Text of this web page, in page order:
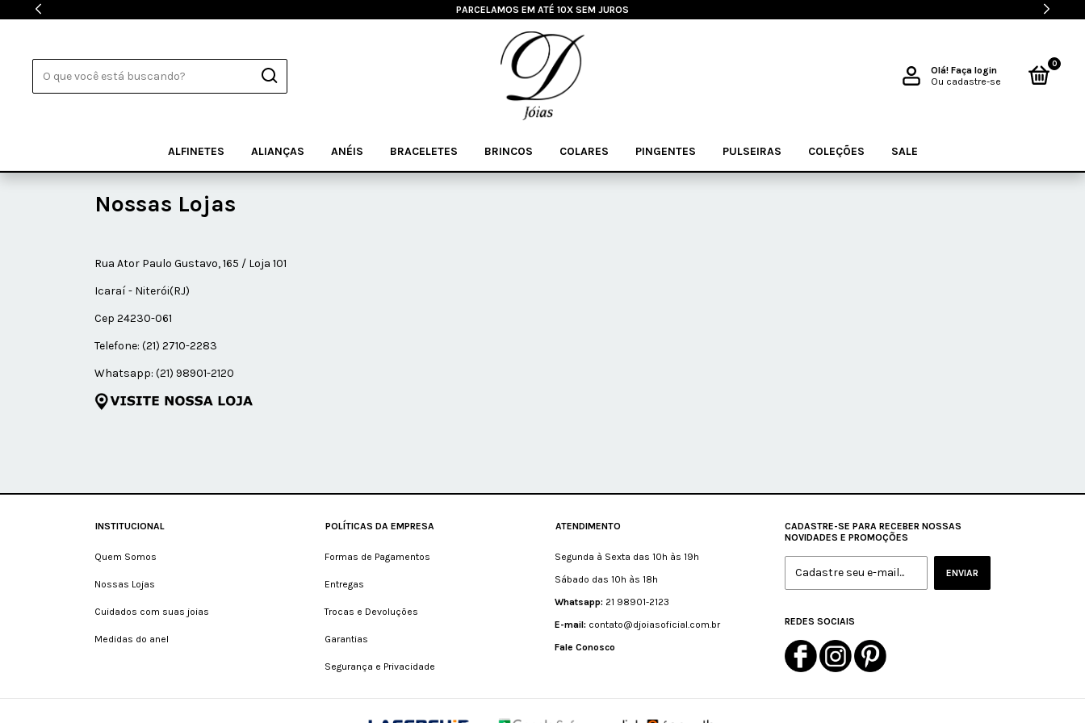
PARCELAMOS EM ATÉ 10X SEM JUROS
Olá! Faça login
Ou cadastre-se
0
ALFINETES ALIANÇAS ANÉIS BRACELETES BRINCOS COLARES PINGENTES PULSEIRAS COLEÇÕES SALE
Nossas Lojas
Rua Ator Paulo Gustavo, 165 / Loja 101
Icaraí - Niterói(RJ)
Cep 24230-061
Telefone: (21) 2710-2283
Whatsapp: (21) 98901-2120
INSTITUCIONAL
Quem Somos
Nossas Lojas
Cuidados com suas joias
Medidas do anel
POLÍTICAS DA EMPRESA
Formas de Pagamentos
Entregas
Trocas e Devoluções
Garantias
Segurança e Privacidade
ATENDIMENTO
Segunda à Sexta das 10h às 19h
Sábado das 10h às 18h
Whatsapp: 21 98901-2123
E-mail: contato@djoiasoficial.com.br
Fale Conosco
CADASTRE-SE PARA RECEBER NOSSAS
NOVIDADES E PROMOÇÕES
REDES SOCIAIS